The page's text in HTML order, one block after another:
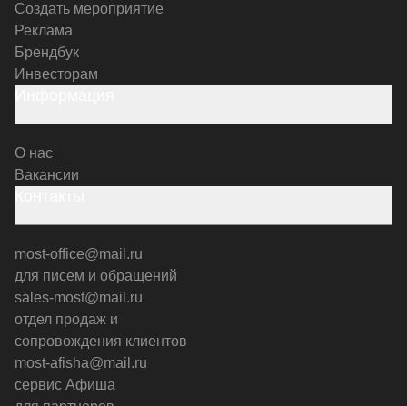
Создать мероприятие
Реклама
Брендбук
Инвесторам
О нас
Вакансии
most-office@mail.ru
для писем и обращений
sales-most@mail.ru
отдел продаж и
сопровождения клиентов
most-afisha@mail.ru
сервис Афиша